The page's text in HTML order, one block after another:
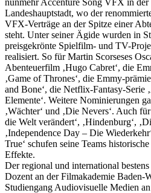
nunmehr Accenture Song VFX in der
Landeshauptstadt, wo der
VFX-Verträge an der Spitze einer
steht. Unter seiner Ägide wurden in
preisgekrönte Spielfilm- und TV-
realisiert. So für Martin Scorseses
Abenteuerfilm ‚Hugo Cabret‘, die
‚Game of Thrones‘, die Emmy-
and Bone‘, die Netflix-Fantasy-Serie
Elemente‘. Weitere Nominierungen
‚Wächter‘ und ‚Die Nevers‘. Auch
die Welt verändert‘, ‚Hindenburg‘,
‚Independence Day – Die
True‘ schufen seine Teams
Effekte.
Der regional und international
Dozent an der Filmakademie Baden-
Studiengang Audiovisuelle Medien